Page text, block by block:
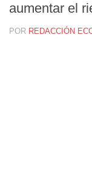
aumentar el
POR REDACCIÓN